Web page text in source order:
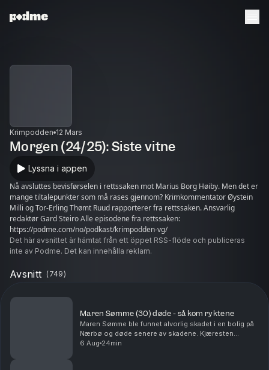
Krimpodden 12 Mars
Morgen (24/25): Siste vitne
Lyssna i appen
Nå avsluttes bevisførselen i rettssaken mot Marius Borg Høiby. Men det er
mange tiltalepunkter som må rases gjennom? Krimkommentator Øystein
Milli og Tor-Erling Thømt Ruud rapporterer fra rettssaken. Ansvarlig
redaktør Gard Steiro Alle episodene fra rettssaken:
https://podme.com/no/podkast/krimpodden-vg/
Det här avsnittet är hämtat från ett öppet RSS-flöde och publiceras
inte av Podme. Det kan innehålla reklam.
Avsnitt (749)
Maren Sømme (30) døde - så kom ryktene
Maren Sømme ble funnet alvorlig skadet i en bolig på
Nærbø og døde senere av skadene. Kjæresten
hennes er siktet for drap, men nekter straffskyld. I
6 Aug 24min